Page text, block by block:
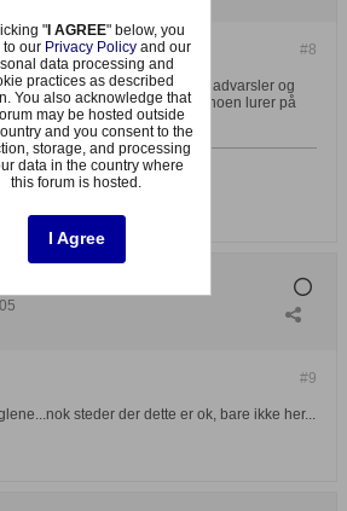
#8
på forumet hvor en kan gi advarsler og
på grovere "forbrytelser" - hvis noen lurer på
#9
steder der dette er ok, bare ikke her...
"I AGREE" below, you
to our Privacy Policy and our
data processing and
practices as described
You also acknowledge that
may be hosted outside
and you consent to the
storage, and processing
data in the country where
this forum is hosted.
I Agree